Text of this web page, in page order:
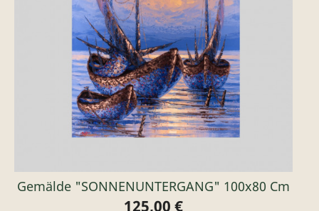
Gemälde "SONNENUNTERGANG" 100x80 Cm
Preis
125,00 €